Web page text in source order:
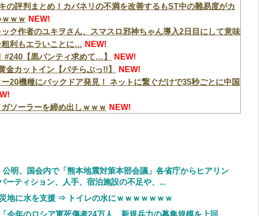
の評判まとめ！カバネリの不満を改善するもST中の難易度がカ
ｗｗ NEW!
ク作者のユキヲさん、スマスロ邪神ちゃん導入2日目にして意味
利もエラいことに… NEW!
【黒パンティ求めて…】
NEW!
金カットイン【パチらぶっ!!】
NEW!
ー20機種にバックドア発見！ ネットに繋ぐだけで35秒ごとに中国
ソーラーを締め出しｗｗｗ NEW!
選組」改め、新党「いのちの党」爆誕！！！うおおおおおおお
あのちゃん、可愛過ぎてワイらにブッ刺さりまくりw w w w w
組出演タレントから性被害！？←コレマジならヤバくねーか？
公明、国会内で「熊本地震対策本部会議」各省庁からヒアリン
ーティション、人手、宿泊施設の不足や、...
地に水を支援 ⇒ トイレの水にｗｗｗｗｗｗｗ
今年のロシア軍死傷者24万人…新規兵力の募集規模を上回